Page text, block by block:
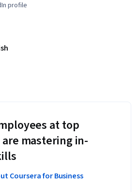
profile
at top
mastering in-
Coursera for Business